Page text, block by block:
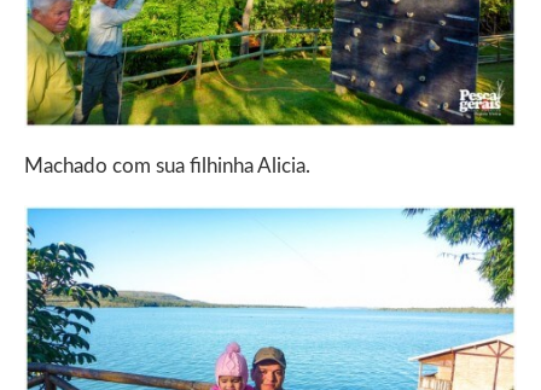
Machado com sua filhinha Alicia.